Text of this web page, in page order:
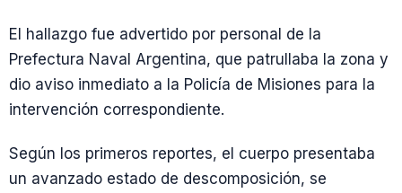
El hallazgo fue advertido por personal de la
Prefectura Naval Argentina, que patrullaba la zona y
dio aviso inmediato a la Policía de Misiones para la
intervención correspondiente.
Según los primeros reportes, el cuerpo presentaba
un avanzado estado de descomposición, se